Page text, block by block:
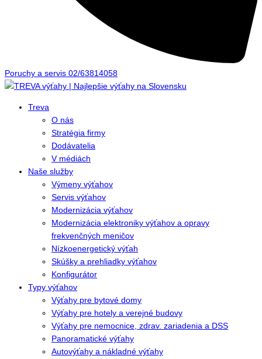
Poruchy a servis 02/63814058
Treva
O nás
Stratégia firmy
Dodávatelia
V médiách
Naše služby
Výmeny výťahov
Servis výťahov
Modernizácia výťahov
Modernizácia elektroniky výťahov a opravy
frekvenčných meničov
Nízkoenergetický výťah
Skúšky a prehliadky výťahov
Konfigurátor
Typy výťahov
Výťahy pre bytové domy
Výťahy pre hotely a verejné budovy
Výťahy pre nemocnice, zdrav. zariadenia a DSS
Panoramatické výťahy
Autovýťahy a nákladné výťahy